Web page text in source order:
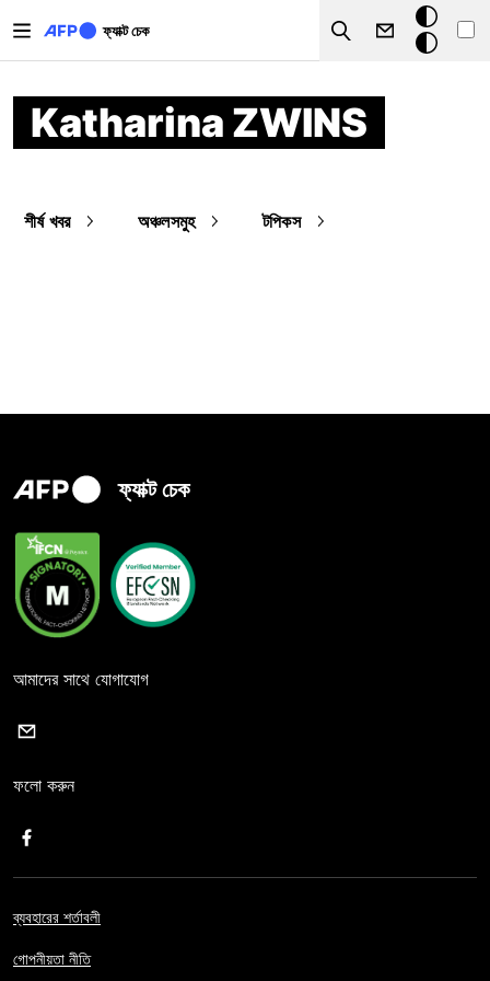
ফ্যাক্ট চেক
Search
ডার্ক
মোড
Katharina ZWINS
শীর্ষ খবর অঞ্চলসমুহ টপিকস
ফ্যাক্ট চেক
আমাদের সাথে যোগাযোগ
ফলো করুন
ব্যবহারের শর্তাবলী
গোপনীয়তা নীতি